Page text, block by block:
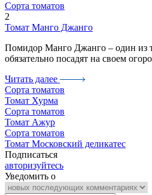
Сорта томатов
2
Томат Манго Джанго
Помидор Манго Джанго – один из
обязательно посадят на своем
Читать далее
Сорта томатов
Томат Хурма
Сорта томатов
Томат Ажур
Сорта томатов
Томат Московский деликатес
Подписаться
авторизуйтесь
Уведомить о